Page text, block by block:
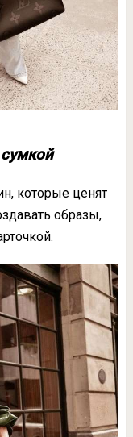
которые ценят
образы,